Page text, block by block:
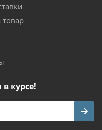
товар
в курсе!